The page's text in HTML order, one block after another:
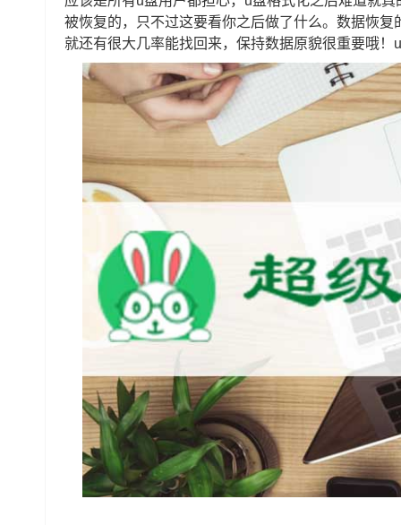
被恢复的，只不过这要看你之后做了什么。数据恢
就还有很大几率能找回来，保持数据原貌很重要哦